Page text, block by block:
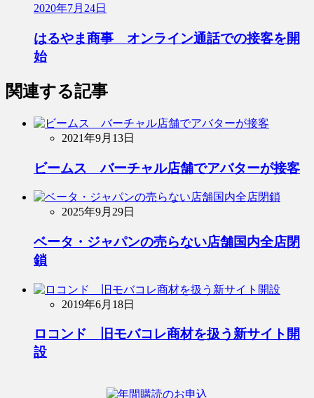
2020年7月24日
はるやま商事 オンライン通話での接客を開
始
関連する記事
2021年9月13日
ビームス バーチャル店舗でアバターが接客
2025年9月29日
ベータ・ジャパンの売らない店舗国内全店閉
鎖
2019年6月18日
ロコンド 旧モバコレ商材を扱う新サイト開
設